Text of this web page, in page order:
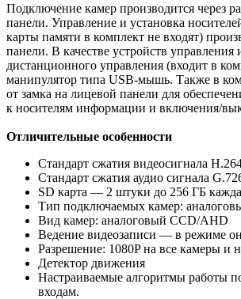
Подключение камер производится через
панели. Управление и установка
карты памяти в комплект не входят)
панели. В качестве устройств управления
дистанционного управления (входит в
манипулятор типа USB-мышь. Также в
от замка на лицевой панели для
к носителям информации и включения/
Отличительные особенности
Стандарт сжатия видеосигнала
Стандарт сжатия аудио сигнала
SD карта — 2 штуки до 256 ГБ
Тип подключаемых камер:
Вид камер: аналоговый CCD/AHD
Ведение видеозаписи — в режиме
Разрешение: 1080P на все камеры и
Детектор движения
Настраиваемые алгоритмы работы
входам.